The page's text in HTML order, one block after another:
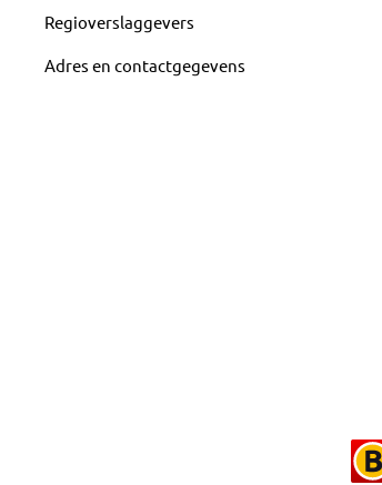
Regioverslaggevers
Adres en contactgegevens